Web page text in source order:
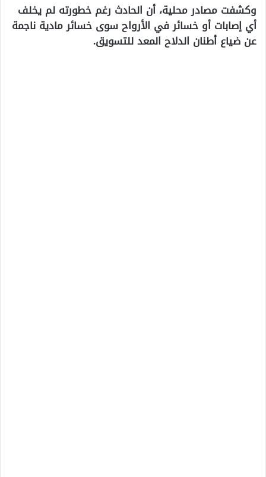
وكشفت مصادر محلية، أن الحادث رغم خطورته لم يخلف
أي إصابات أو خسائر في الأرواح سوى خسائر مادية ناجمة
عن ضياع أطنان الدلاح المعد للتسويق.